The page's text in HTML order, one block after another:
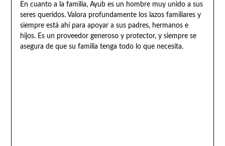
En cuanto a la familia, Ayub es un hombre muy unido a sus
seres queridos. Valora profundamente los lazos familiares y
siempre está ahí para apoyar a sus padres, hermanos e
hijos. Es un proveedor generoso y protector, y siempre se
asegura de que su familia tenga todo lo que necesita.